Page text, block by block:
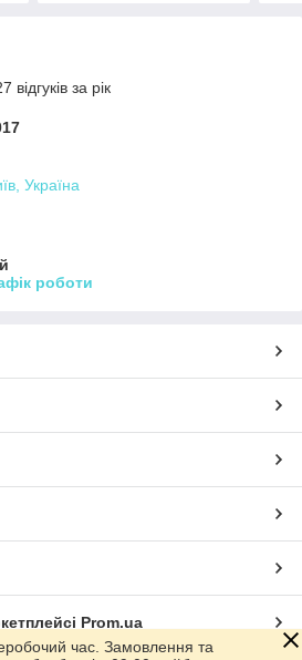
за рік
Україна
роботи
Prom.ua
час. Замовлення та